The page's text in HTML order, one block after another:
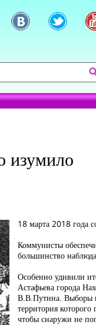
изумило
18 марта 2018 года
Коммунисты
большинство
Особенно удивили
Астафьева города
В.В.Путина. Выборы
территория
чтобы снаружи не